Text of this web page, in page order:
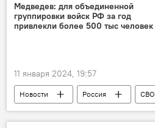
Медведев: для объединенной
группировки войск РФ за год
привлекли более 500 тыс человек
11 января 2024, 19:57
Новости Россия СВО